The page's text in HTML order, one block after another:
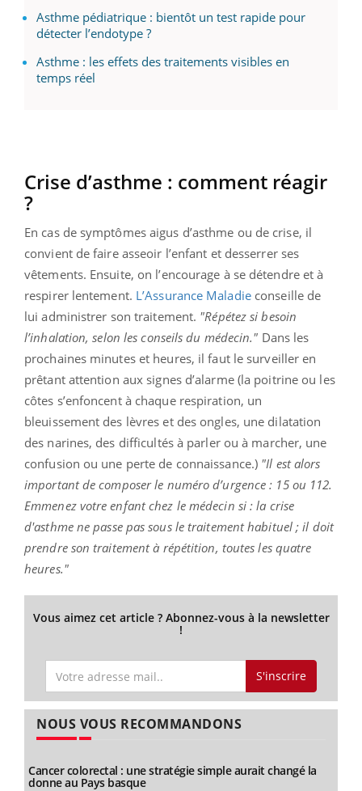
Asthme pédiatrique : bientôt un test rapide pour
détecter l’endotype ?
Asthme : les effets des traitements visibles en
temps réel
Crise d’asthme : comment réagir
?
En cas de symptômes aigus d’asthme ou de crise, il
convient de faire asseoir l’enfant et desserrer ses
vêtements. Ensuite, on l’encourage à se détendre et à
respirer lentement. L’Assurance Maladieconseille de
lui administrer son traitement. "Répétez si besoin
l’inhalation, selon les conseils du médecin." Dans les
prochaines minutes et heures, il faut le surveiller en
prêtant attention aux signes d’alarme (la poitrine ou les
côtes s’enfoncent à chaque respiration, un
bleuissement des lèvres et des ongles, une dilatation
des narines, des difficultés à parler ou à marcher, une
confusion ou une perte de connaissance.) "Il est alors
important de composer le numéro d’urgence : 15 ou 112.
Emmenez votre enfant chez le médecin si : la crise
d'asthme ne passe pas sous le traitement habituel ; il doit
prendre son traitement à répétition, toutes les quatre
heures."
Vous aimez cet article ? Abonnez-vous à la newsletter
!
S'inscrire
NOUS VOUS RECOMMANDONS
Cancer colorectal : une stratégie simple aurait changé la
donne au Pays basque